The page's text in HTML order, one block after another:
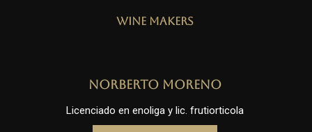
Wine Makers
Norberto Moreno
Licenciado en enoliga y lic. frutiorticola